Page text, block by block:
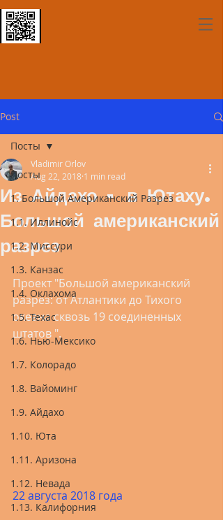
Post
Посты
1. Большой Американский Разрез
1.1. Иллинойс
1.2. Миссури
1.3. Канзас
1.4. Оклахома
1.5. Техас
1.6. Нью-Мексико
1.7. Колорадо
1.8. Вайоминг
1.9. Айдахо
1.10. Юта
1.11. Аризона
1.12. Невада
1.13. Калифорния
Посты
Из Айдахо - в Ютаху.
Большой американский
разрез
Vladimir Orlov
Aug 22, 2018 1 min read
Проект "Большой американский
разрез: от Атлантики до Тихого
океана сквозь 19 соединенных
штатов ".
22 августа 2018 года